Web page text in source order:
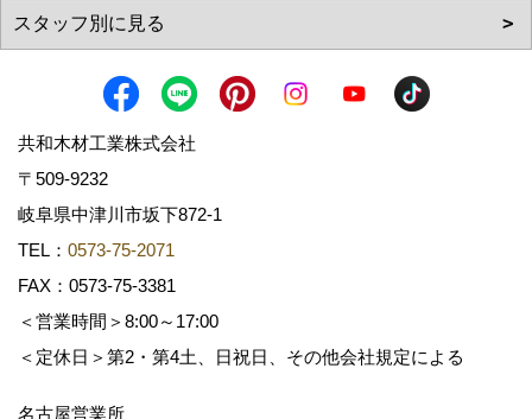
共和木材工業株式会社
〒509-9232
岐阜県中津川市坂下872‐1
TEL： 0573-75-2071
FAX：0573-75-3381
＜営業時間＞8:00～17:00
＜定休日＞第2・第4土、日祝日、その他会社規定による
名古屋営業所